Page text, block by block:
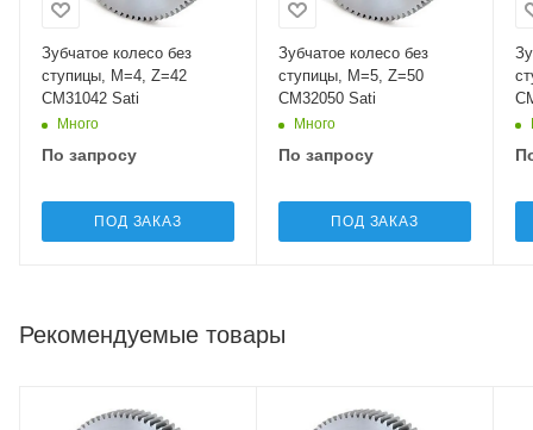
Зубчатое колесо без
ступицы, M=4, Z=42
CM31042 Sati
Много
По запросу
ПОД ЗАКАЗ
Зубчатое колесо без
ступицы, M=5, Z=50
CM32050 Sati
Много
По запросу
ПОД ЗАКАЗ
Рекомендуемые товары